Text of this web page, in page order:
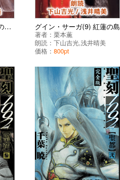
グイン・サーガ(10) 死の婚礼 グイン・サーガ(9) 紅蓮の島
著者： 栗本薫
朗読： 下山吉光,浅井晴美
価格： 800pt